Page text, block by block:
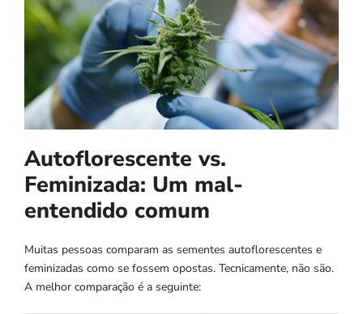
Autoflorescente vs.
Feminizada: Um mal-
entendido comum
Muitas pessoas comparam as sementes autoflorescentes e
feminizadas como se fossem opostas. Tecnicamente, não são.
A melhor comparação é a seguinte: